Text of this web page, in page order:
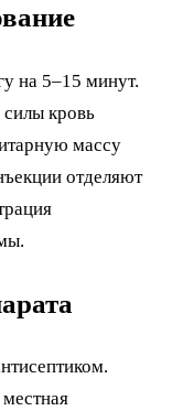
на 5–15 минут.
кровь
массу
отделяют